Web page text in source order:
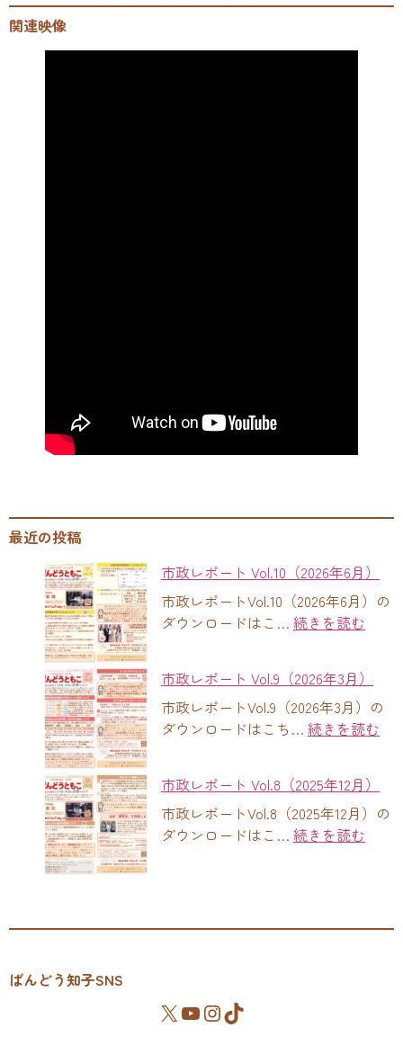
関連映像
最近の投稿
市政レポート Vol.10（2026年6月）
市政レポートVol.10（2026年6月）の
ダウンロードはこ… 続きを読む
市政レポート Vol.9（2026年3月）
市政レポートVol.9（2026年3月）の
ダウンロードはこち… 続きを読む
市政レポート Vol.8（2025年12月）
市政レポートVol.8（2025年12月）の
ダウンロードはこ… 続きを読む
ばんどう知子SNS